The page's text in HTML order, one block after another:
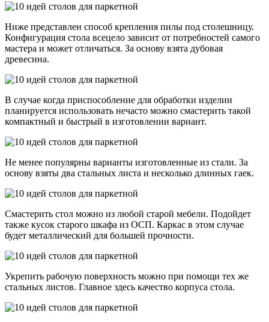
Ниже представлен способ крепления пилы под столешницу.
Конфигурация стола всецело зависит от потребностей самого
мастера и может отличаться. За основу взята дубовая
древесина.
В случае когда приспособление для обработки изделии
планируется использовать нечасто можно смастерить такой
компактный и быстрый в изготовлении вариант.
Не менее популярны варианты изготовленные из стали. За
основу взяты два стальных листа и несколько длинных гаек.
Смастерить стол можно из любой старой мебели. Подойдет
также кусок старого шкафа из ОСП. Каркас в этом случае
будет металлический для большей прочности.
Укрепить рабочую поверхность можно при помощи тех же
стальных листов. Главное здесь качество корпуса стола.